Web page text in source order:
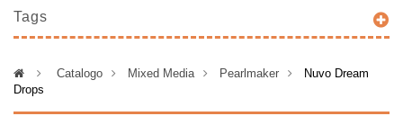
Tags
> Catalogo > Mixed Media > Pearlmaker >
Nuvo Dream
Drops